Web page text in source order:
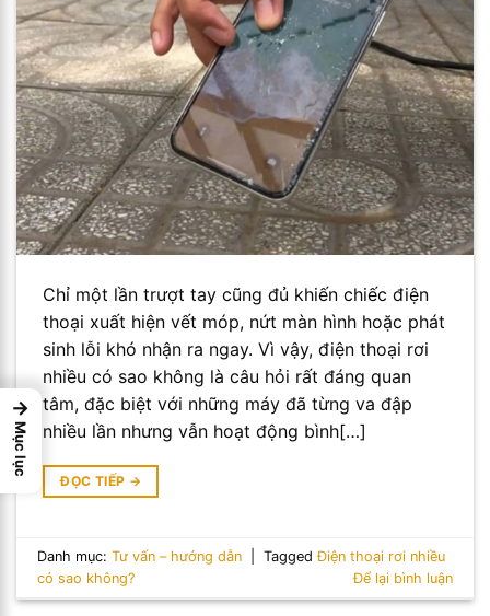
Chỉ một lần trượt tay cũng đủ khiến chiếc điện
thoại xuất hiện vết móp, nứt màn hình hoặc phát
sinh lỗi khó nhận ra ngay. Vì vậy, điện thoại rơi
nhiều có sao không là câu hỏi rất đáng quan
tâm, đặc biệt với những máy đã từng va đập
nhiều lần nhưng vẫn hoạt động bình[…]
ĐỌC TIẾP →
Danh mục:Tư vấn – hướng dẫn TaggedĐiện thoại rơi nhiều
có sao không?
Để lại bình luận
→
Mục lục